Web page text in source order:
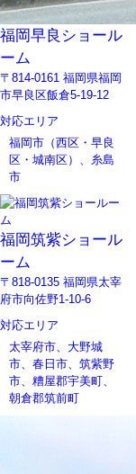
福岡早良ショール
ーム
〒814-0161 福岡県福岡
市早良区飯倉5-19-12
対応エリア
福岡市（西区・早良
区・城南区）、糸島
市
福岡筑紫ショール
ーム
〒818-0135 福岡県太宰
府市向佐野1-10-6
対応エリア
太宰府市、大野城
市、春日市、筑紫野
市、糟屋郡宇美町、
朝倉郡筑前町